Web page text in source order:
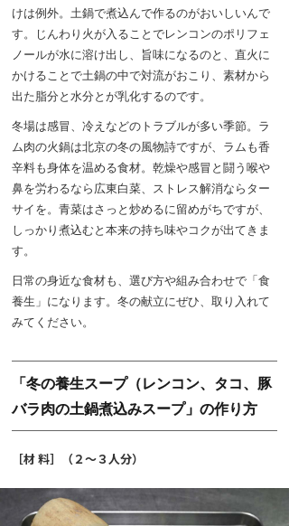
けは例外。土鍋で煮込んで作るのがおいしいんで
す。じんわり火が入ることでレンコンのポリフェ
ノールが水に溶け出し、旨味になるのと、直火に
かけることで土鍋の中で対流がおこり、素材から
出た脂分と水分とが乳化するのです。
冬場は感冒、冷えなどのトラブルが多い季節。ラ
ム肉の火鍋は北京の冬の風物詩ですが、ラムも香
辛料も身体を温める食材。乾燥や感冒と闘う喉や
鼻を労わるなら広東白菜、ストレス解消ならター
サイを。青菜はさっと炒めるに留めがちですが、
しっかり煮込むと本来の持ち味やコクが出てきま
す。
日常の身近な食材も、選び方や組み合わせで「食
養生」になります。冬の献立にぜひ、取り入れて
みてください。
「冬の養生スープ（レンコン、タコ、豚
バラ肉の土鍋煮込みスープ」の作り方
［材 料］（２～３人分）